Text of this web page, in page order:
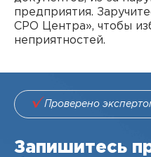
предприятия.
СРО Центра», чтобы
неприятностей.
Проверено
Запишитесь